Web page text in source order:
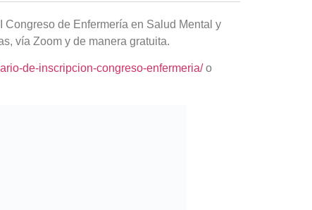
de Enfermería en Salud Mental y
vía Zoom y de manera gratuita.
de-inscripcion-congreso-enfermeria/o